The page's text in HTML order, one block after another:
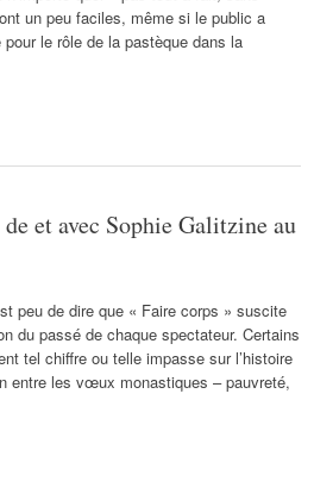
un peu faciles, même si le public a
le rôle de la pastèque dans la
et avec Sophie Galitzine au
peu de dire que « Faire corps » suscite
du passé de chaque spectateur. Certains
tel chiffre ou telle impasse sur l’histoire
entre les vœux monastiques – pauvreté,